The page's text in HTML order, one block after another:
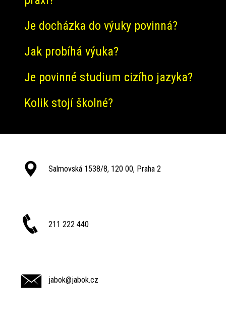
Je docházka do výuky povinná?
Jak probíhá výuka?
Je povinné studium cizího jazyka?
Kolik stojí školné?
Salmovská 1538/8, 120 00, Praha 2
211 222 440
jabok@jabok.cz